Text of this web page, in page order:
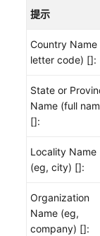
放
MQTT
书
认
设
备
使
提示
Country Name
letter code) []:
State or
Name (full
[]:
Locality Name
(eg, city) []:
Organization
Name (eg,
company) []: